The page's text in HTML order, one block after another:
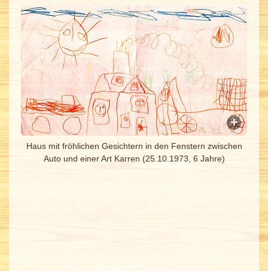
Haus mit fröhlichen Gesichtern in den Fenstern zwischen
Auto und einer Art Karren (25.10.1973, 6 Jahre)